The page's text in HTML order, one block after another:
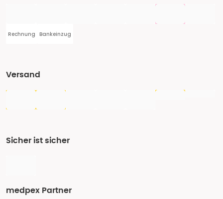
Rechnung Bankeinzug
Versand
Sicher ist sicher
medpex Partner